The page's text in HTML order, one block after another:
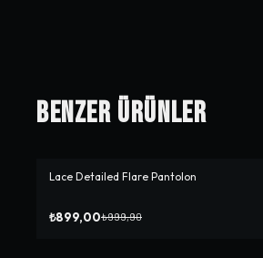
Benzer Ürünler
-%10
Lace Detailed Flare Pantolon
₺899,00₺999,90